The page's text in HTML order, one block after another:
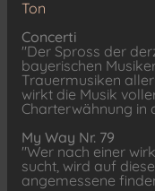
Ton
Concerti
"Der Spross der
bayerischen
Trauermusiken
wirkt die Musik
Charterwähnung in
My Way Nr. 79
"Wer nach einer
sucht, wird auf
angemessene